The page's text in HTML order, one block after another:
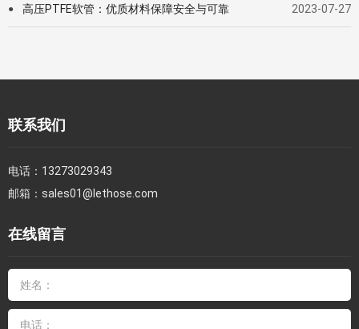
● 高压PTFE软管：优质材料保障安全与可靠 2023-07-27
联系我们
电话： 13273029343
邮箱： sales01@lethose.com
在线留言